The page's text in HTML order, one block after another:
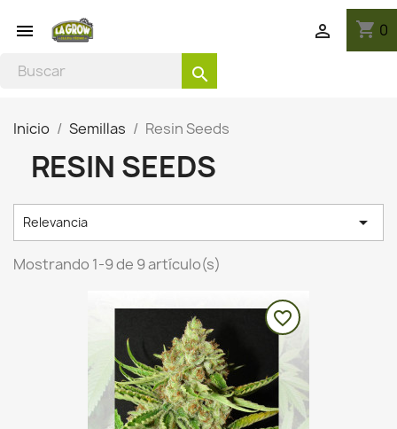
 shopping_cart 0

search
Inicio Semillas Resin Seeds
RESIN SEEDS
Relevancia 
Mostrando 1-9 de 9 artículo(s)
favorite_border